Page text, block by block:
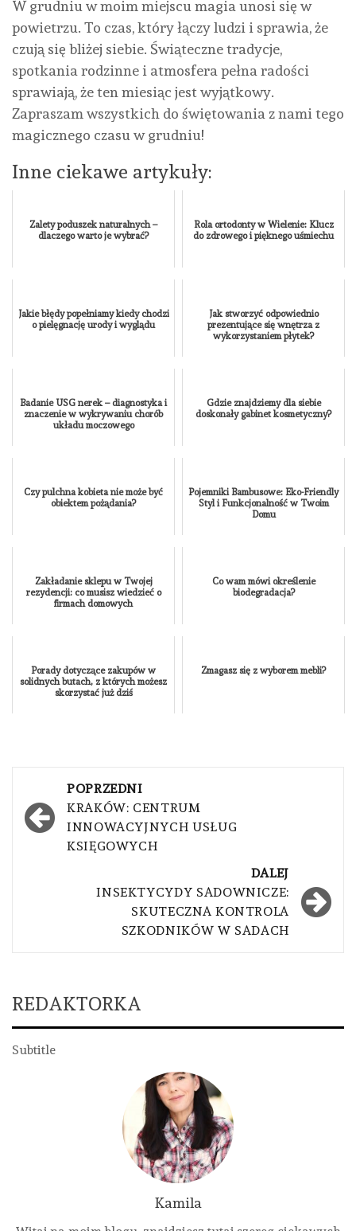
W grudniu w moim miejscu magia unosi się w
powietrzu. To czas, który łączy ludzi i sprawia, że ​​
czują się bliżej siebie. Świąteczne tradycje,
spotkania rodzinne i atmosfera pełna radości
sprawiają, że ten miesiąc jest wyjątkowy.
Zapraszam wszystkich do świętowania z nami tego
magicznego czasu w grudniu!
Inne ciekawe artykuły:
Zalety poduszek naturalnych –
dlaczego warto je wybrać?
Rola ortodonty w Wielenie: Klucz
do zdrowego i pięknego uśmiechu
Jakie błędy popełniamy kiedy chodzi
o pielęgnację urody i wyglądu
Jak stworzyć odpowiednio
prezentujące się wnętrza z
wykorzystaniem płytek?
Badanie USG nerek – diagnostyka i
znaczenie w wykrywaniu chorób
układu moczowego
Gdzie znajdziemy dla siebie
doskonały gabinet kosmetyczny?
Czy pulchna kobieta nie może być
obiektem pożądania?
Pojemniki Bambusowe: Eko-Friendly
Styl i Funkcjonalność w Twoim
Domu
Zakładanie sklepu w Twojej
rezydencji: co musisz wiedzieć o
firmach domowych
Co wam mówi określenie
biodegradacja?
Porady dotyczące zakupów w
solidnych butach, z których możesz
skorzystać już dziś
Zmagasz się z wyborem mebli?
Nawigacja
wpisu
POPRZEDNI
KRAKÓW: CENTRUM
INNOWACYJNYCH USŁUG
KSIĘGOWYCH
DALEJ
INSEKTYCYDY SADOWNICZE:
SKUTECZNA KONTROLA
SZKODNIKÓW W SADACH
REDAKTORKA
Subtitle
Kamila